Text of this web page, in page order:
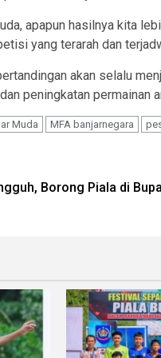
apapun hasilnya kita
yang terarah dan
akan selalu
peningkatan permainan
Muda MFA banjarnegara
Borong Piala di